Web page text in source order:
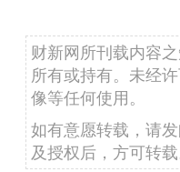
财新网所刊载内容
所有或持有。未经
像等任何使用。
如有意愿转载，请
及授权后，方可转载